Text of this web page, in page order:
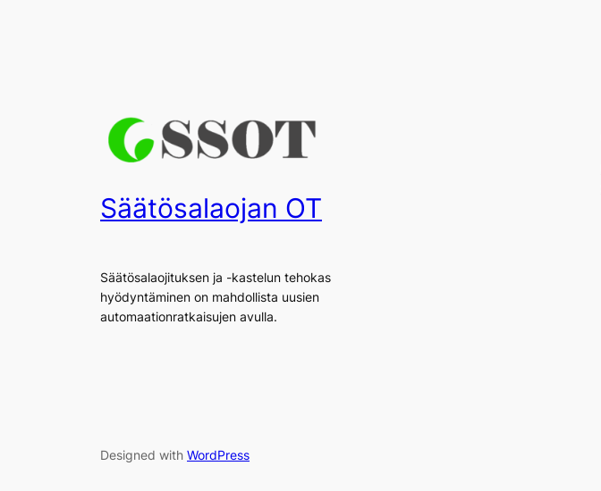
Säätösalaojan OT
Säätösalaojituksen ja -kastelun tehokas
hyödyntäminen on mahdollista uusien
automaationratkaisujen avulla.
Designed with WordPress